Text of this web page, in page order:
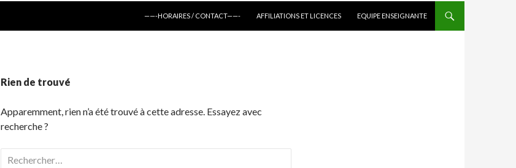
——-HORAIRES / CONTACT——-
AFFILIATIONS ET LICENCES EQUIPE ENSEIGNANTE
Rien de trouvé
Apparemment, rien n’a été trouvé à cette adresse. Essayez avec
recherche ?
Rechercher :